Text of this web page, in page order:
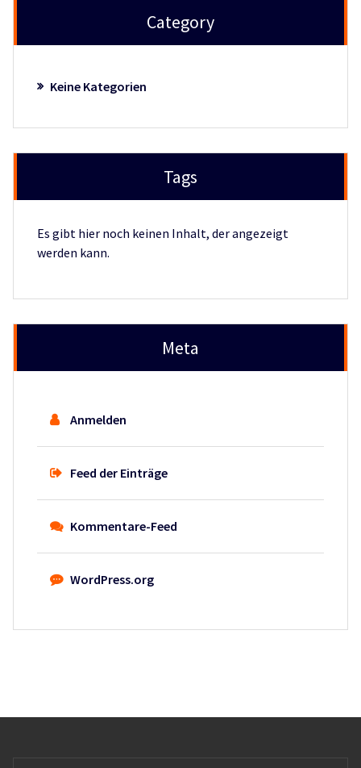
Category
Keine Kategorien
Tags
Es gibt hier noch keinen Inhalt, der angezeigt
werden kann.
Meta
Anmelden
Feed der Einträge
Kommentare-Feed
WordPress.org